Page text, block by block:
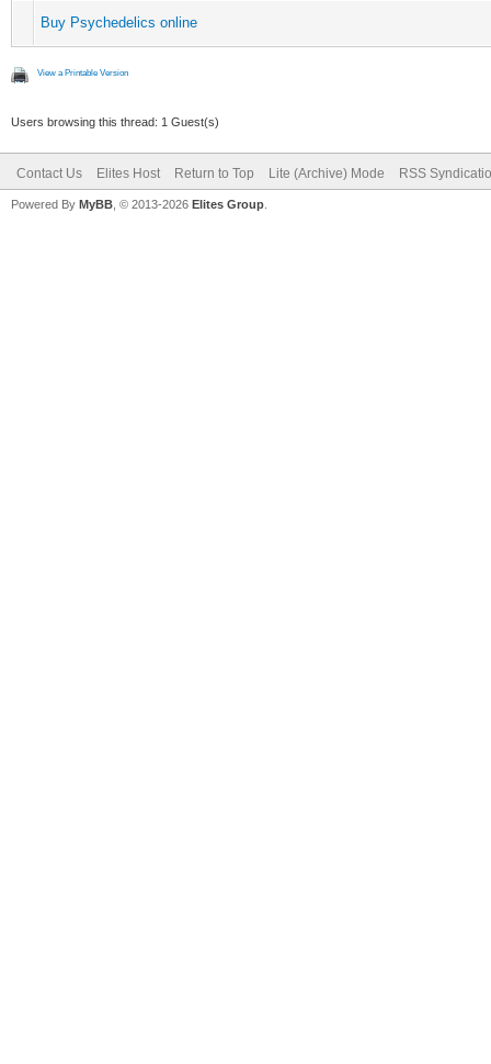
Buy Psychedelics online
View a Printable Version
Users browsing this thread: 1 Guest(s)
Contact Us Elites Host Return to Top Lite (Archive) Mode RSS
Powered By MyBB , © 2013-2026 Elites Group